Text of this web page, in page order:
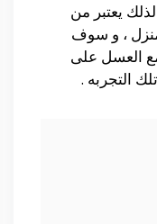
لذلك يعتبر من
منزل ، و سوف
العسل على
التجربه .